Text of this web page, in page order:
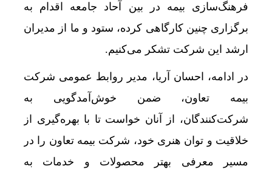
فرهنگ‌سازی بیمه در بین آحاد جامعه اقدام به
برگزاری چنین کارگاهی کرده، ستود و ما از مدیران
ارشد این شرکت تشکر ‌می‌کنیم.
در ادامه، احسان آریا، مدیر روابط عمومی شرکت
بیمه تعاون، ضمن خوش‌آمدگویی به
شرکت‌کنندگان، از آنان خواست تا با بهره‌گیری از
خلاقیت و توان هنری خود، شرکت بیمه تعاون را در
مسیر معرفی بهتر محصولات و خدمات به